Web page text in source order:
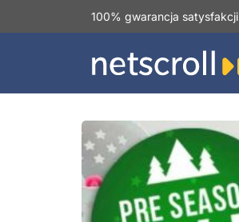
100% gwarancja satysfakcji